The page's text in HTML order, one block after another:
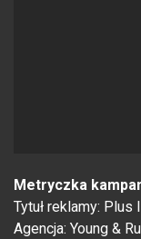
Metryczka
Tytuł reklamy:
Agencja: Young &